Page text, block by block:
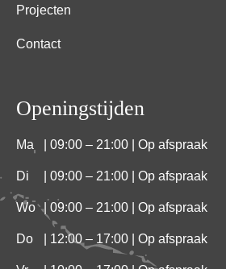
Projecten
Contact
Openingstijden
Ma | 09:00 – 21:00 | Op afspraak
Di | 09:00 – 21:00 | Op afspraak
Wo | 09:00 – 21:00 | Op afspraak
Do | 12:00 – 17:00 | Op afspraak